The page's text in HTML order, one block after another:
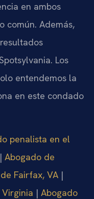
en ambos
común. Además,
Los
entendemos la
en este condado
penalista en el
| Abogado de
Fairfax, VA |
| Abogado